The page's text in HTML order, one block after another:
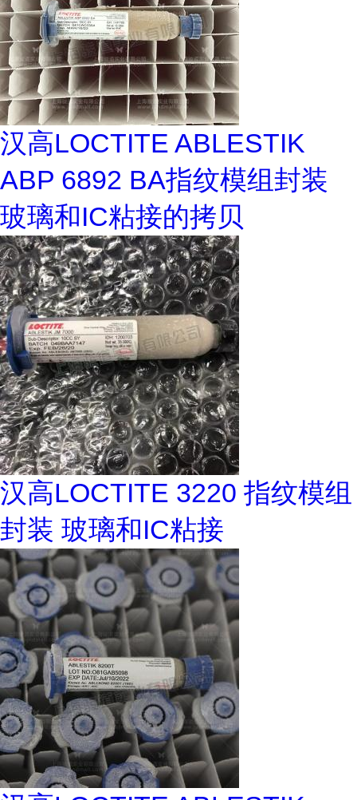
汉高LOCTITE ABLESTIK
ABP 6892 BA指纹模组封装
玻璃和IC粘接的拷贝
汉高LOCTITE 3220 指纹模组
封装 玻璃和IC粘接